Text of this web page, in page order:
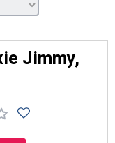
Jimmy,